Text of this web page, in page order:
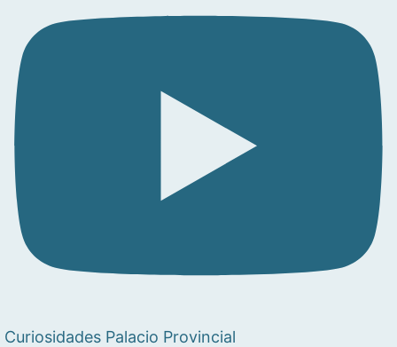
Curiosidades Palacio Provincial